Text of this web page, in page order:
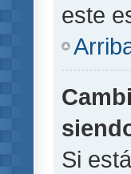
este
Si